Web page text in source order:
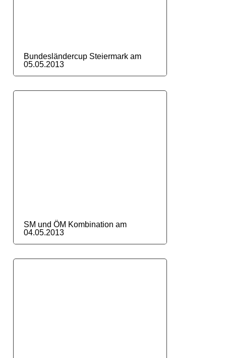
Bundesländercup Steiermark am
05.05.2013
SM und ÖM Kombination am
04.05.2013